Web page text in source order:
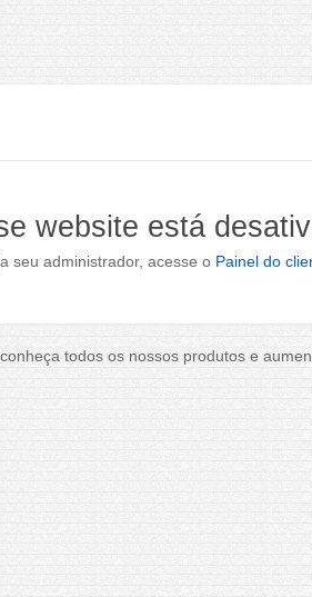
website está
seu administrador, acesse o Painel do
todos os nossos produtos e